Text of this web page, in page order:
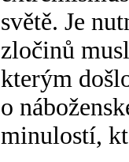
světě. Je
zločinů
kterým
o
minulostí,